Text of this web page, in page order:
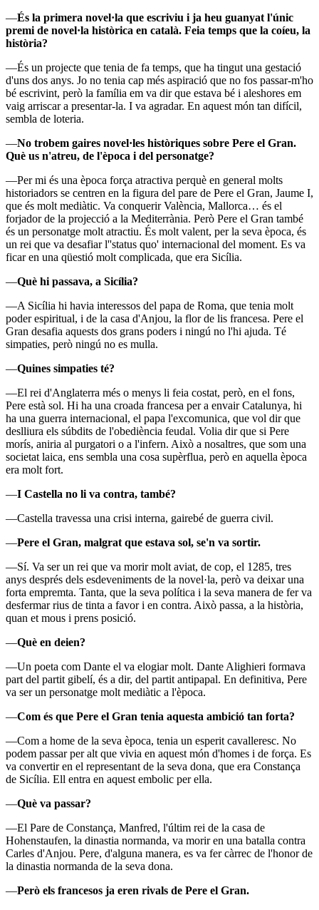
—És la primera novel·la que escriviu i ja heu guanyat l'únic
premi de novel·la històrica en català. Feia temps que la coíeu, la
història?
—És un projecte que tenia de fa temps, que ha tingut una gestació
d'uns dos anys. Jo no tenia cap més aspiració que no fos passar-m'ho
bé escrivint, però la família em va dir que estava bé i aleshores em
vaig arriscar a presentar-la. I va agradar. En aquest món tan difícil,
sembla de loteria.
—No trobem gaires novel·les històriques sobre Pere el Gran.
Què us n'atreu, de l'època i del personatge?
—Per mi és una època força atractiva perquè en general molts
historiadors se centren en la figura del pare de Pere el Gran, Jaume I,
que és molt mediàtic. Va conquerir València, Mallorca… és el
forjador de la projecció a la Mediterrània. Però Pere el Gran també
és un personatge molt atractiu. És molt valent, per la seva època, és
un rei que va desafiar l''status quo' internacional del moment. Es va
ficar en una qüestió molt complicada, que era Sicília.
—Què hi passava, a Sicília?
—A Sicília hi havia interessos del papa de Roma, que tenia molt
poder espiritual, i de la casa d'Anjou, la flor de lis francesa. Pere el
Gran desafia aquests dos grans poders i ningú no l'hi ajuda. Té
simpaties, però ningú no es mulla.
—Quines simpaties té?
—El rei d'Anglaterra més o menys li feia costat, però, en el fons,
Pere està sol. Hi ha una croada francesa per a envair Catalunya, hi
ha una guerra internacional, el papa l'excomunica, que vol dir que
deslliura els súbdits de l'obediència feudal. Volia dir que si Pere
morís, aniria al purgatori o a l'infern. Això a nosaltres, que som una
societat laica, ens sembla una cosa supèrflua, però en aquella època
era molt fort.
—I Castella no li va contra, també?
—Castella travessa una crisi interna, gairebé de guerra civil.
—Pere el Gran, malgrat que estava sol, se'n va sortir.
—Sí. Va ser un rei que va morir molt aviat, de cop, el 1285, tres
anys després dels esdeveniments de la novel·la, però va deixar una
forta empremta. Tanta, que la seva política i la seva manera de fer va
desfermar rius de tinta a favor i en contra. Això passa, a la història,
quan et mous i prens posició.
—Què en deien?
—Un poeta com Dante el va elogiar molt. Dante Alighieri formava
part del partit gibelí, és a dir, del partit antipapal. En definitiva, Pere
va ser un personatge molt mediàtic a l'època.
—Com és que Pere el Gran tenia aquesta ambició tan forta?
—Com a home de la seva època, tenia un esperit cavalleresc. No
podem passar per alt que vivia en aquest món d'homes i de força. Es
va convertir en el representant de la seva dona, que era Constança
de Sicília. Ell entra en aquest embolic per ella.
—Què va passar?
—El Pare de Constança, Manfred, l'últim rei de la casa de
Hohenstaufen, la dinastia normanda, va morir en una batalla contra
Carles d'Anjou. Pere, d'alguna manera, es va fer càrrec de l'honor de
la dinastia normanda de la seva dona.
—Però els francesos ja eren rivals de Pere el Gran.